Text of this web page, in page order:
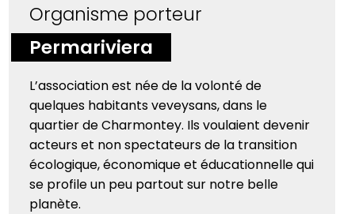
Organisme porteur
Permariviera
L’association est née de la volonté de
quelques habitants veveysans, dans le
quartier de Charmontey. Ils voulaient devenir
acteurs et non spectateurs de la transition
écologique, économique et éducationnelle qui
se profile un peu partout sur notre belle
planète.